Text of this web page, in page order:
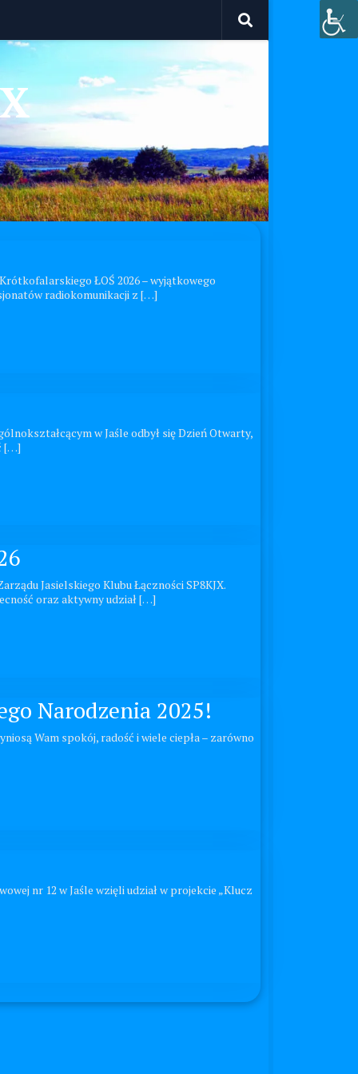
ŁOŚ 2026 – wyjątkowego
radiokomunikacji z […]
w Jaśle odbył się Dzień Otwarty,
[…]
Jasielskiego Klubu Łączności SP8KJX.
oraz aktywny udział […]
Narodzenia 2025!
Wam spokój, radość i wiele ciepła – zarówno
nr 12 w Jaśle wzięli udział w projekcie „Klucz